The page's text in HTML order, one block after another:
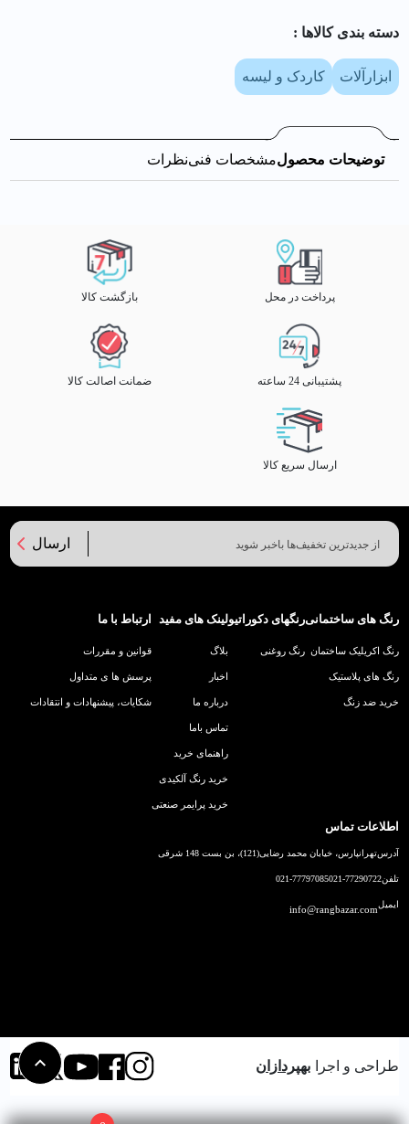
دسته بندی کالا‌ها :
ابزارآلات کاردک و لیسه
توضیحات محصولمشخصات فنینظرات
پرداخت در محل بازگشت کالا
پشتیبانی 24 ساعته ضمانت اصالت کالا
ارسال سریع کالا
ارسال
رنگ های ساختمانی
رنگ اکریلیک ساختمان
رنگ های پلاستیک
خرید ضد زنگ
رنگهای دکوراتیو
رنگ روغنی
لینک های مفید
بلاگ
اخبار
درباره ما
تماس باما
راهنمای خرید
خرید رنگ آلکیدی
خرید پرایمر صنعتی
ارتباط با ما
قوانین و مقررات
پرسش ها ی متداول
شکایات، پیشنهادات و انتقادات
اطلاعات تماس
آدرستهرانپارس، خیابان محمد رضایی(121)، بن بست 148 شرقی
تلفن021-77290722
021-77797085
ایمیلinfo@rangbazar.com
طراحی و اجرا بهپردازان